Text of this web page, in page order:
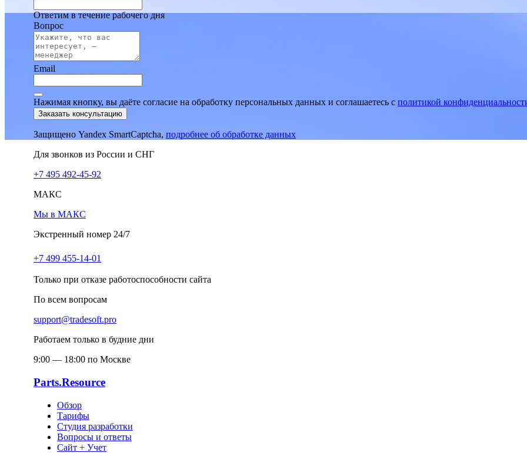
Ответим в течение рабочего дня
Вопрос
Email
Нажимая кнопку, вы даёте согласие на обработку персональных данных и соглашаетесь c политикой
Заказать консультацию
Защищено Yandex SmartCaptcha, подробнее об обработке данных
Для звонков из России и СНГ
+7 495 492-45-92
МАКС
Мы в МАКС
Экстренный номер 24/7
+7 499 455-14-01
Только при отказе работоспособности сайта
По всем вопросам
support@tradesoft.pro
Работаем только в будние дни
9:00 — 18:00 по Москве
Parts.Resource
Обзор
Тарифы
Студия разработки
Вопросы и ответы
Сайт + Учет